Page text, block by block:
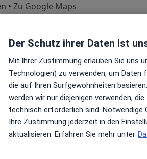
• Zu Google Maps
Arzt
•Zu Google Maps
Heute
6 Aug
Der Schutz ihrer Daten ist
Mit Ihrer Zustimmung erlauben Sie uns
Technologien) zu verwenden, um
die auf Ihren Surfgewohnheiten
werden wir nur diejenigen verwenden,
technisch erforderlich sind. Notwendige
Ihre Zustimmung jederzeit in den
aktualisieren. Erfahren Sie mehr unter